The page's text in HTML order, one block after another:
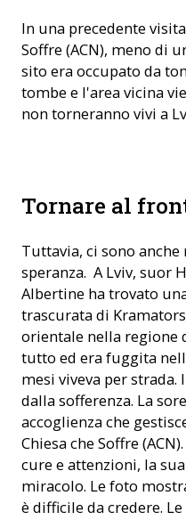
In una precedente
Soffre (ACN), meno di
sito era occupato da
tombe e l'area vicina
non torneranno vivi a
Tornare al
Tuttavia, ci sono
speranza. A Lviv, suor
Albertine ha trovato
trascurata di
orientale nella regione
tutto ed era fuggita
mesi viveva per
dalla sofferenza. La
accoglienza che
Chiesa che Soffre
cure e attenzioni, la
miracolo. Le foto
è difficile da credere.